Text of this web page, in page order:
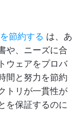
節約する は、あ
や、ニーズに合
ウェアをプロバ
間と努力を節約
トリが一貫性が
を保証するのに